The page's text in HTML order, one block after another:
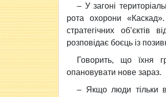
– У загоні
рота охорони
стратегічних
розповідає боєць із
Говорить, що їхня
опановувати нове зараз.
– Якщо люди тільки